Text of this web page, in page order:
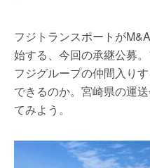
フジトランスポートが
始する、今回の承継公募
フジグループの仲間入り
できるのか。宮崎県の運
てみよう。